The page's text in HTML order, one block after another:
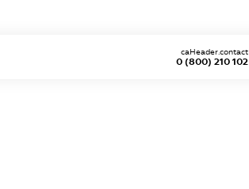
0 (800) 210 102
caHeader.contact